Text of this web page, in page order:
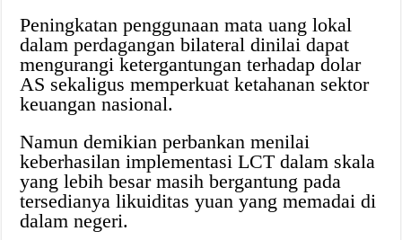
Peningkatan penggunaan mata uang lokal
dalam perdagangan bilateral dinilai dapat
mengurangi ketergantungan terhadap dolar
AS sekaligus memperkuat ketahanan sektor
keuangan nasional.
Namun demikian perbankan menilai
keberhasilan implementasi LCT dalam skala
yang lebih besar masih bergantung pada
tersedianya likuiditas yuan yang memadai di
dalam negeri.